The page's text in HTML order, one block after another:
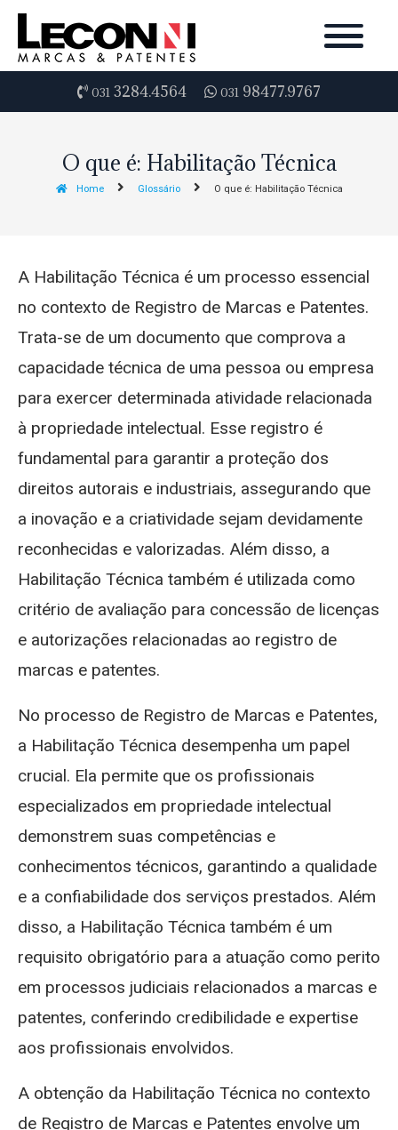
031 3284.4564 031 98477.9767
O que é: Habilitação Técnica
Home Glossário O que é: Habilitação Técnica
A Habilitação Técnica é um processo essencial
no contexto de Registro de Marcas e Patentes.
Trata-se de um documento que comprova a
capacidade técnica de uma pessoa ou empresa
para exercer determinada atividade relacionada
à propriedade intelectual. Esse registro é
fundamental para garantir a proteção dos
direitos autorais e industriais, assegurando que
a inovação e a criatividade sejam devidamente
reconhecidas e valorizadas. Além disso, a
Habilitação Técnica também é utilizada como
critério de avaliação para concessão de licenças
e autorizações relacionadas ao registro de
marcas e patentes.
No processo de Registro de Marcas e Patentes,
a Habilitação Técnica desempenha um papel
crucial. Ela permite que os profissionais
especializados em propriedade intelectual
demonstrem suas competências e
conhecimentos técnicos, garantindo a qualidade
e a confiabilidade dos serviços prestados. Além
disso, a Habilitação Técnica também é um
requisito obrigatório para a atuação como perito
em processos judiciais relacionados a marcas e
patentes, conferindo credibilidade e expertise
aos profissionais envolvidos.
A obtenção da Habilitação Técnica no contexto
de Registro de Marcas e Patentes envolve um